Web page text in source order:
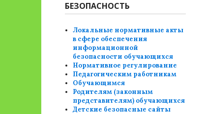
БЕЗОПАСНОСТЬ
Локальные нормативные акты
в сфере обеспечения
информационной
безопасности обучающихся
Нормативное регулирование
Педагогическим работникам
Обучающимся
Родителям (законным
представителям) обучающихся
Детские безопасные сайты